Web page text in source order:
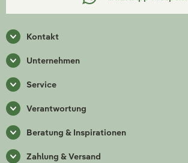
Kontakt
Unternehmen
Service
Verantwortung
Beratung & Inspirationen
Zahlung & Versand